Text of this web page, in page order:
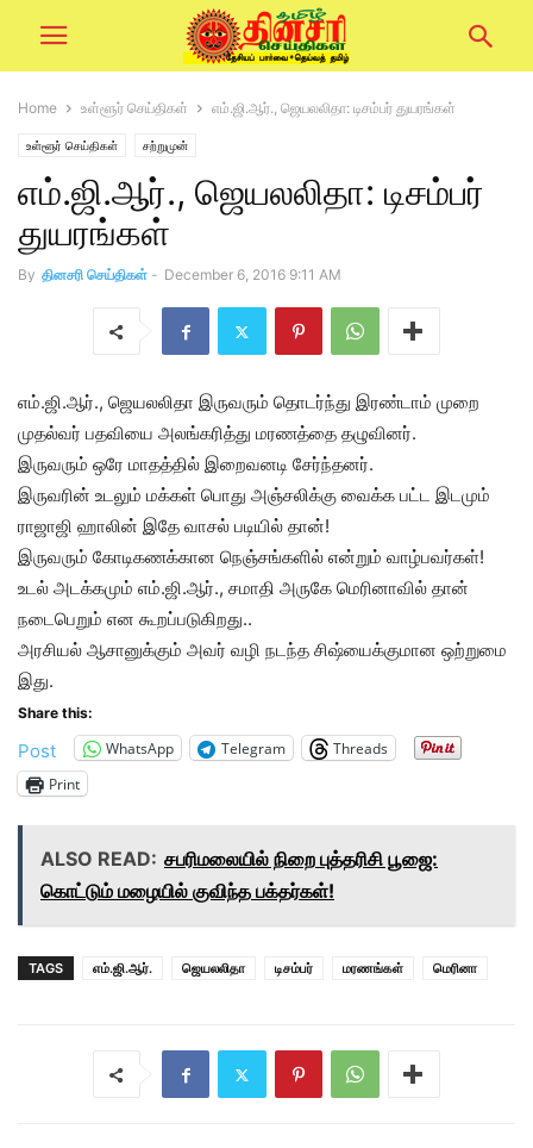
Home உள்ளூர் செய்திகள் எம்.ஜி.ஆர்., ஜெயலலிதா: டிசம்பர் துயரங்கள்
உள்ளூர் செய்திகள் சற்றுமுன்
எம்.ஜி.ஆர்., ஜெயலலிதா: டிசம்பர்
துயரங்கள்
By தினசரி செய்திகள் - December 6, 2016 9:11 AM
எம்.ஜி.ஆர்., ஜெயலலிதா இருவரும் தொடர்ந்து இரண்டாம் முறை
முதல்வர் பதவியை அலங்கரித்து மரணத்தை தழுவினர்.
இருவரும் ஒரே மாதத்தில் இறைவனடி சேர்ந்தனர்.
இருவரின் உடலும் மக்கள் பொது அஞ்சலிக்கு வைக்க பட்ட இடமும்
ராஜாஜி ஹாலின் இதே வாசல் படியில் தான்!
இருவரும் கோடிகணக்கான நெஞ்சங்களில் என்றும் வாழ்பவர்கள்!
உடல் அடக்கமும் எம்.ஜி.ஆர்., சமாதி அருகே மெரினாவில் தான்
நடைபெறும் என கூறப்படுகிறது..
அரசியல் ஆசானுக்கும் அவர் வழி நடந்த சிஷ்யைக்குமான ஒற்றுமை
இது.
Share this:
Post WhatsApp Telegram
Threads
Print
ALSO READ: சபரிமலையில் நிறை புத்தரிசி பூஜை:
கொட்டும் மழையில் குவிந்த பக்தர்கள்!
TAGS எம்.ஜி.ஆர். ஜெயலலிதா டிசம்பர் மரணங்கள் மெரினா